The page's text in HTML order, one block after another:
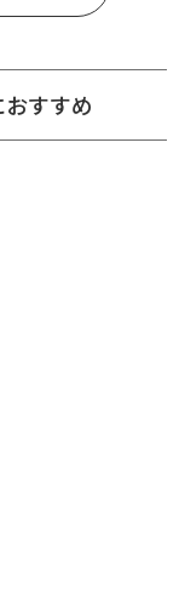
すすめ